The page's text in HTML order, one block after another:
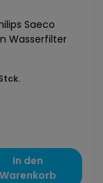
Saeco
Wasserfilter
In den
Warenkorb